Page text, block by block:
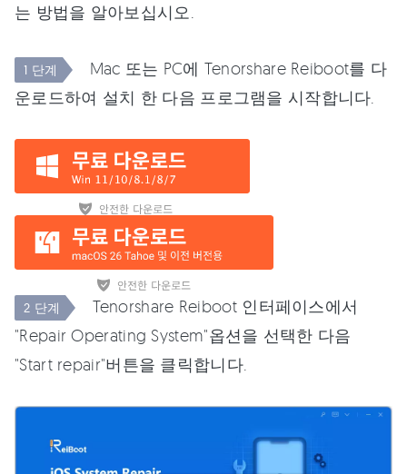
는 방법을 알아보십시오.
1 단계
Mac 또는 PC에 Tenorshare Reiboot를 다
운로드하여 설치 한 다음 프로그램을 시작합니다.
2 단계
Tenorshare Reiboot 인터페이스에서
"Repair Operating System"옵션을 선택한 다음
"Start repair"버튼을 클릭합니다.